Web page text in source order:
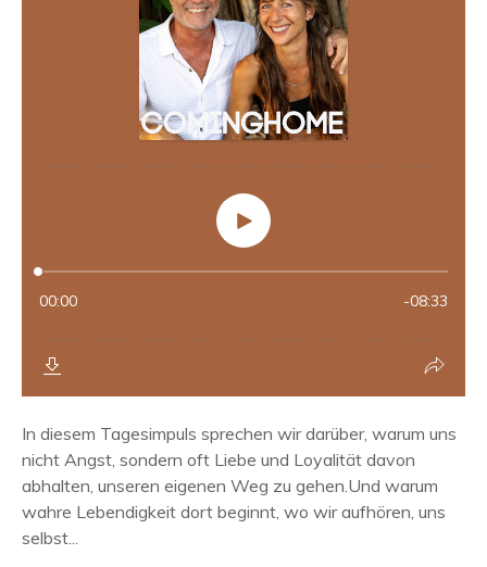
In diesem Tagesimpuls sprechen wir darüber, warum uns
nicht Angst, sondern oft Liebe und Loyalität davon
abhalten, unseren eigenen Weg zu gehen.Und warum
wahre Lebendigkeit dort beginnt, wo wir aufhören, uns
selbst...